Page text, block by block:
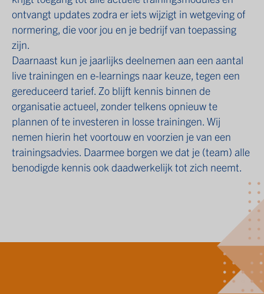
ontvangt updates zodra er iets wijzigt in wetgeving of
normering, die voor jou en je bedrijf van toepassing
zijn.
Daarnaast kun je jaarlijks deelnemen aan een aantal
live trainingen en e-learnings naar keuze, tegen een
gereduceerd tarief. Zo blijft kennis binnen de
organisatie actueel, zonder telkens opnieuw te
plannen of te investeren in losse trainingen. Wij
nemen hierin het voortouw en voorzien je van een
trainingsadvies. Daarmee borgen we dat je (team) alle
benodigde kennis ook daadwerkelijk tot zich neemt.